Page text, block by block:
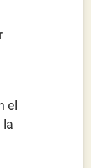
el
la